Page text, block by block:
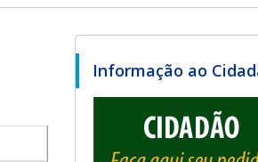
Informação ao